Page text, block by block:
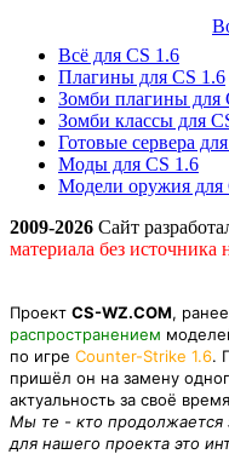
Всё для CS 1.6
Плагины для CS 1.6
Зомби плагины для
Зомби классы для
Готовые сервера
Моды для CS 1.6
Модели оружия для
2009-2026 Сайт
материала без
Проект CS-WZ.COM, ранее
распространением
по игре Counter-Strike 1.6.
пришёл он на замену
актуальность за своё
Мы те - кто продолжается
для нашего проекта это